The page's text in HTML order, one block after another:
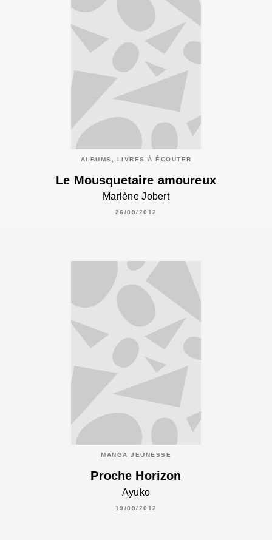
ALBUMS, LIVRES À ÉCOUTER
Le Mousquetaire amoureux
Marlène Jobert
26/09/2012
MANGA JEUNESSE
Proche Horizon
Ayuko
19/09/2012